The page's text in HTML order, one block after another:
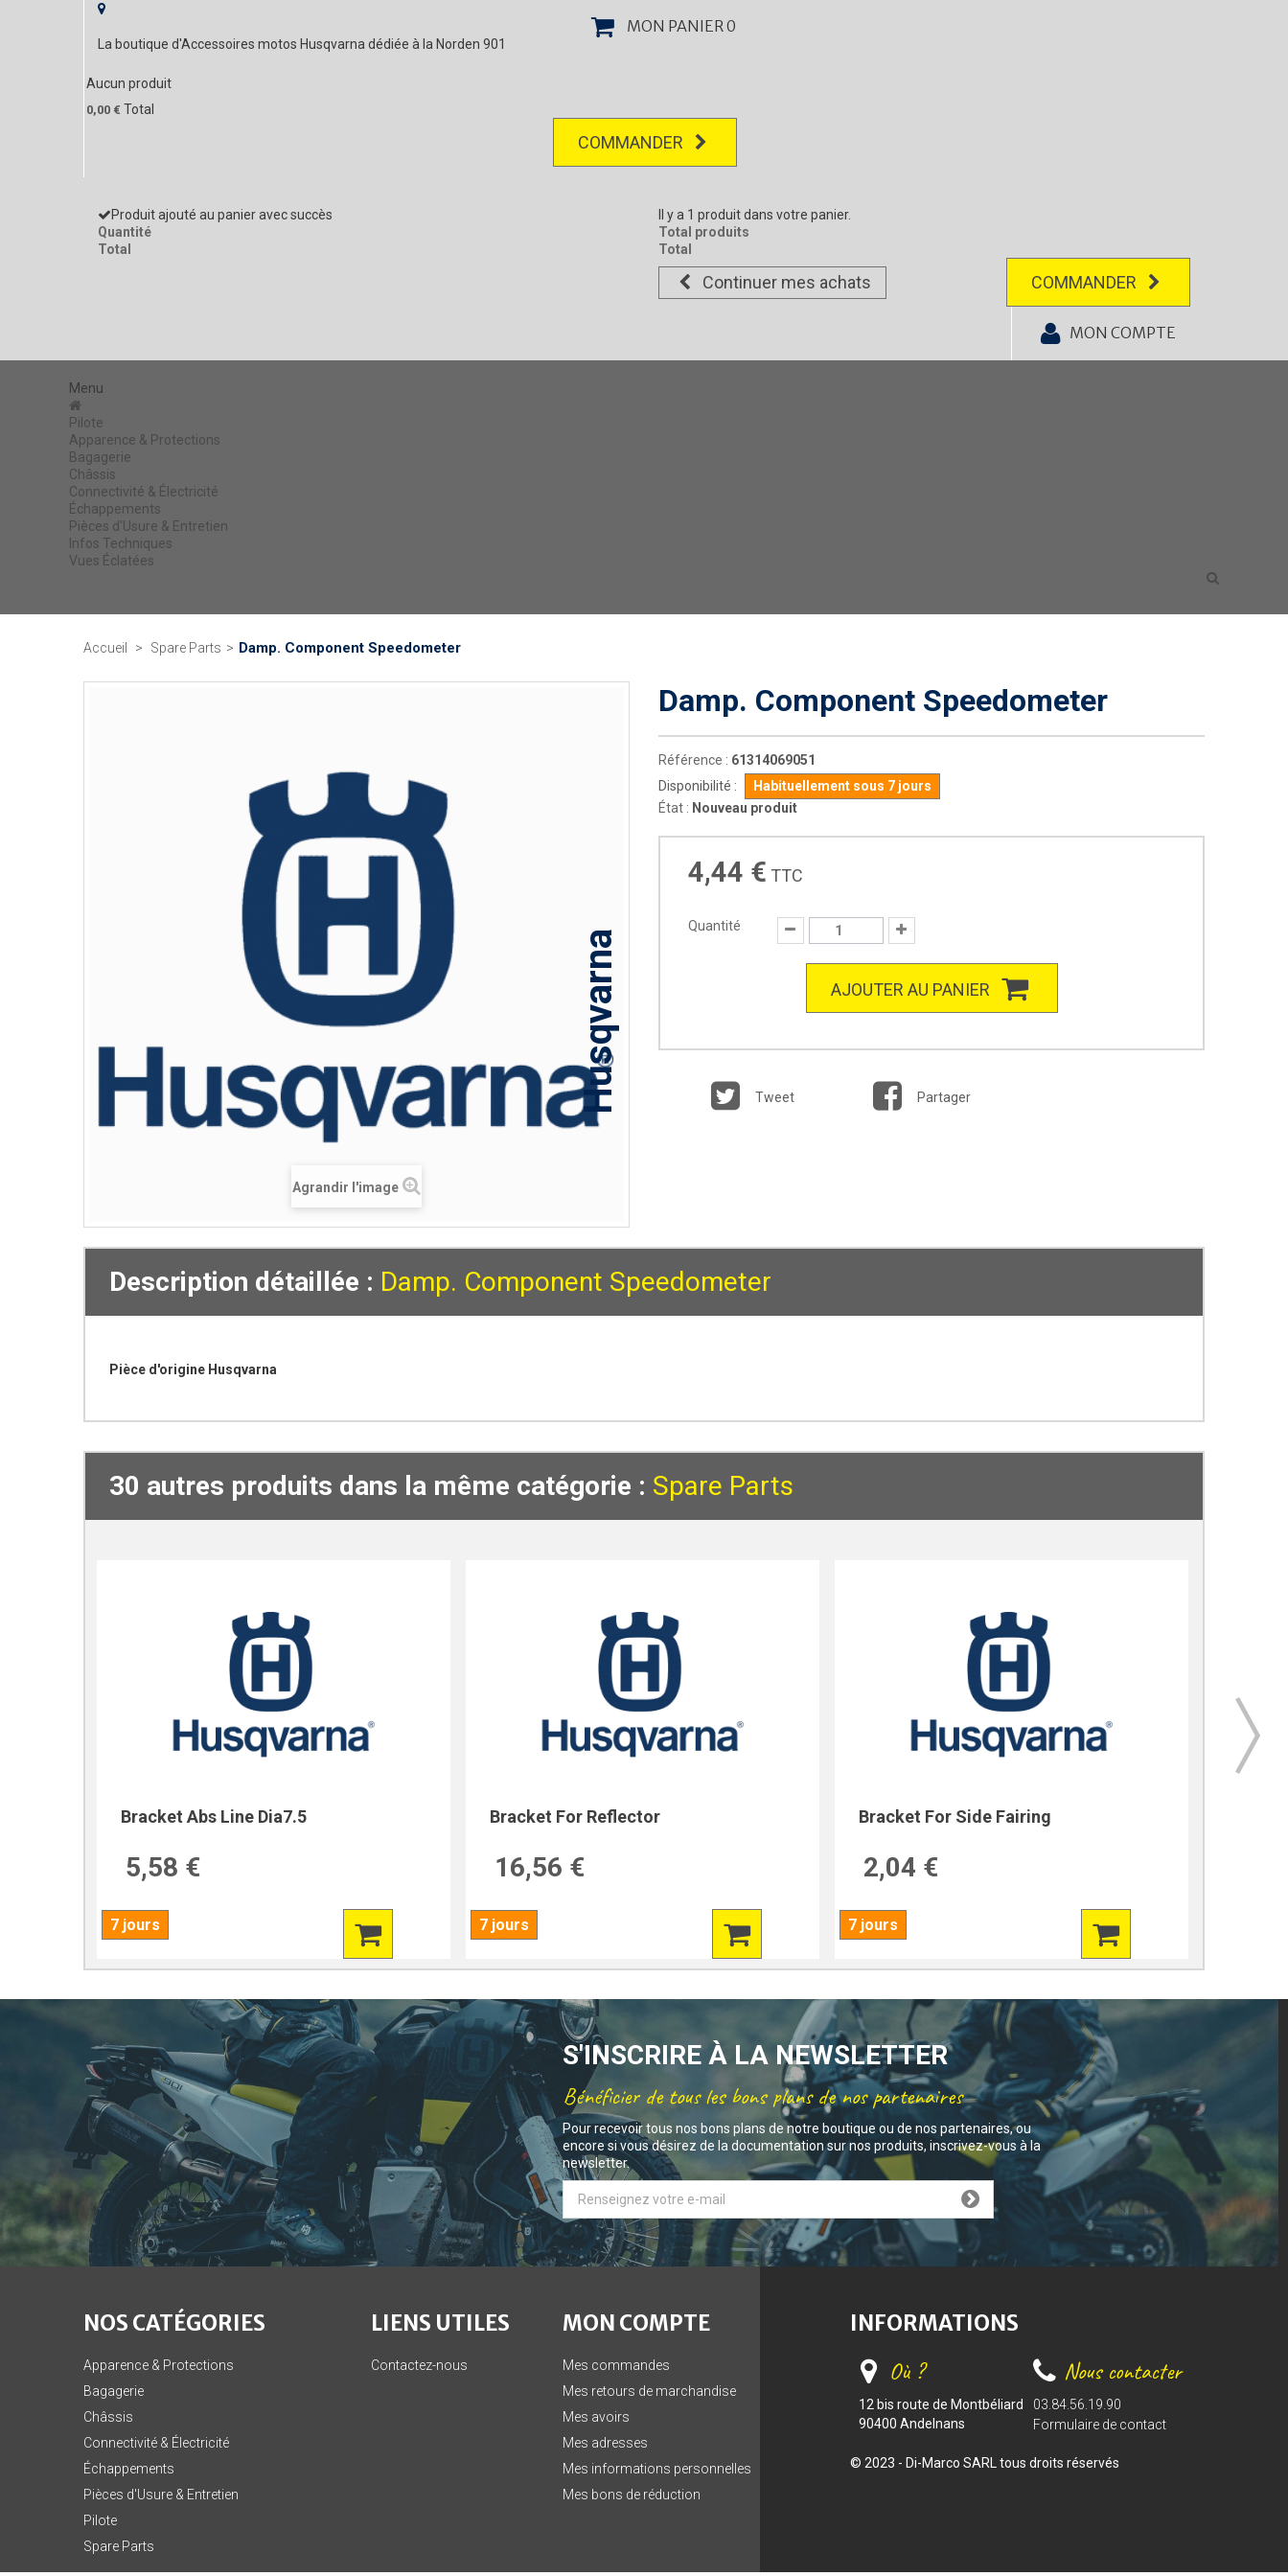
La boutique d'Accessoires motos Husqvarna dédiée à la Norden 901
MON PANIER0
Aucun produit
0,00 € Total
COMMANDER
Produit ajouté au panier avec succès
Quantité
Total
Il y a 1 produit dans votre panier.
Total produits
Total
Continuer mes achats COMMANDER
MON COMPTE
Menu
Pilote
Apparence & Protections
Bagagerie
Châssis
Connectivité & Électricité
Échappements
Pièces d'Usure & Entretien
Infos Techniques
Vues Éclatées
Accueil > Spare Parts > Damp. Component Speedometer
Agrandir l'image
Husqvarna
Damp. Component Speedometer
Référence : 61314069051
Disponibilité :
Habituellement sous 7 jours
État : Nouveau produit
4,44 € TTC
Quantité
AJOUTER AU PANIER
Tweet Partager
Description détaillée : Damp. Component Speedometer
Pièce d'origine Husqvarna
30 autres produits dans la même catégorie : Spare Parts
Bracket Abs Line Dia7.5
5,58 €
7 jours
Bracket For Reflector
16,56 €
7 jours
Bracket For Side Fairing
2,04 €
7 jours
S'INSCRIRE À LA NEWSLETTER
Bénéficier de tous les bons plans de nos partenaires
Pour recevoir tous nos bons plans de notre boutique ou de nos partenaires, ou
encore si vous désirez de la documentation sur nos produits, inscrivez-vous à la
newsletter.
NOS CATÉGORIES
Apparence & Protections
Bagagerie
Châssis
Connectivité & Électricité
Échappements
Pièces d'Usure & Entretien
Pilote
Spare Parts
LIENS UTILES
Contactez-nous
MON COMPTE
Mes commandes
Mes retours de marchandise
Mes avoirs
Mes adresses
Mes informations personnelles
Mes bons de réduction
INFORMATIONS
Où ?
12 bis route de Montbéliard
90400 Andelnans
Nous contacter
03.84.56.19.90
Formulaire de contact
© 2023 - Di-Marco SARL tous droits réservés